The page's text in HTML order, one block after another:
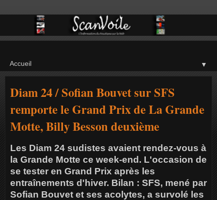
▼
Diam 24 / Sofian Bouvet sur SFS
remporte le Grand Prix de La Grande
Motte, Billy Besson deuxième
Les Diam 24 sudistes avaient rendez-vous à
la Grande Motte ce week-end. L'occasion de
se tester en Grand Prix après les
entraînements d'hiver. Bilan : SFS, mené par
Sofian Bouvet et ses acolytes, a survolé les